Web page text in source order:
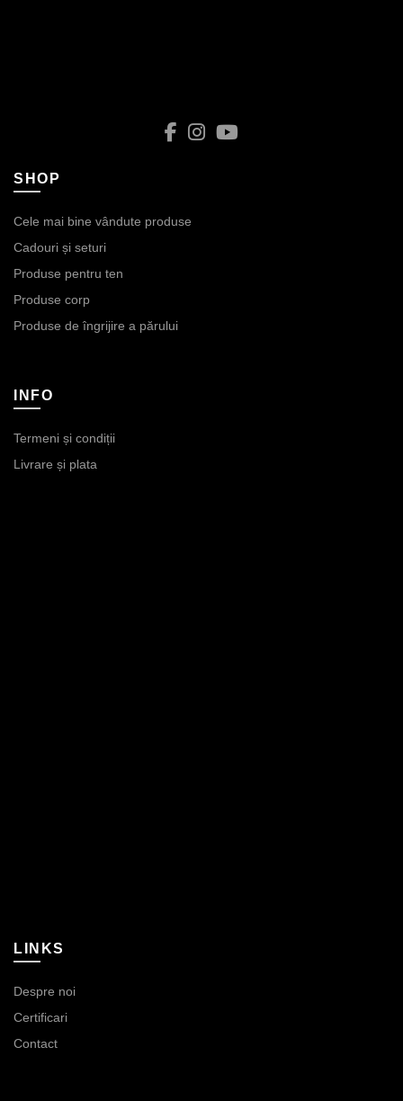
SHOP
Cele mai bine vândute produse
Cadouri și seturi
Produse pentru ten
Produse corp
Produse de îngrijire a părului
INFO
Termeni și condiții
Livrare și plata
LINKS
Despre noi
Certificari
Contact